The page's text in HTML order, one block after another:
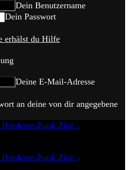
Dein Benutzername
Dein Passwort
erhälst du Hilfe
Deine E-Mail-Adresse
an deine von dir angegebene